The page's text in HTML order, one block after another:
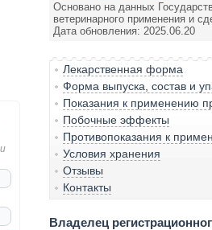
Основано на данных
ветеринарного применения и
Дата обновления: 2025.06.20
Лекарственная форма
Форма выпуска, состав и
Показания к применению
Побочные эффекты
Противопоказания к
Условия хранения
Отзывы
Контакты
Владелец